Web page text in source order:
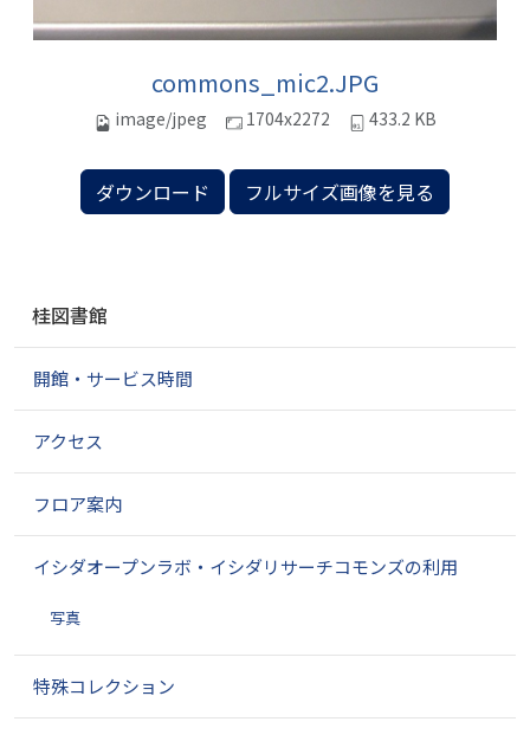
commons_mic2.JPG
image/jpeg 1704x2272 433.2 KB
ダウンロード フルサイズ画像を見る
ゲ
シ
ン
桂図書館
開館・サービス時間
アクセス
フロア案内
イシダオープンラボ・イシダリサーチコモンズの利用
写真
特殊コレクション